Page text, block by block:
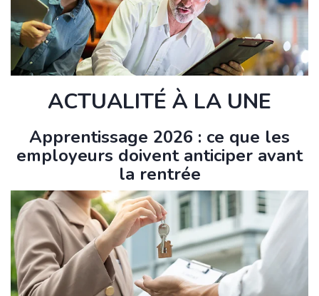
ACTUALITÉ À LA UNE
Apprentissage 2026 : ce que les
employeurs doivent anticiper avant
la rentrée